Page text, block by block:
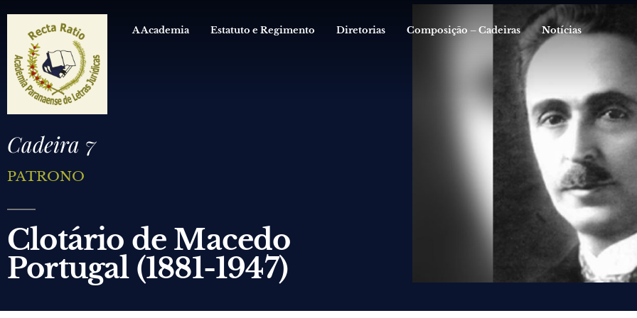
A Academia Estatuto e Regimento Diretorias Composição – Cadeiras Notícias
Cadeira 7
PATRONO
Clotário de Macedo
Portugal (1881-1947)